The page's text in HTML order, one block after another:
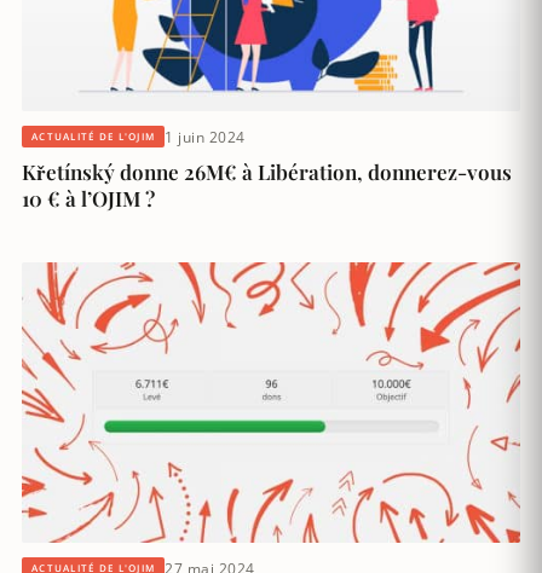
ACTUALITÉ DE L'OJIM 1 juin 2024
Křetínský donne 26M€ à Libération, donnerez-vous
10 € à l’OJIM ?
ACTUALITÉ DE L'OJIM 27 mai 2024